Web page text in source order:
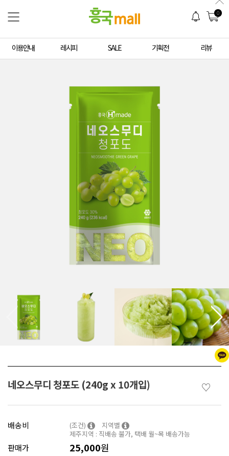
0
이용안내 레시피 SALE 기획전 리뷰
네오스무디 청포도 (240g x 10개입) ♡
배송비 (조건)
지역별
제주지역 : 직배송 불가, 택배 월~목 배송가능
판매가 25,000원